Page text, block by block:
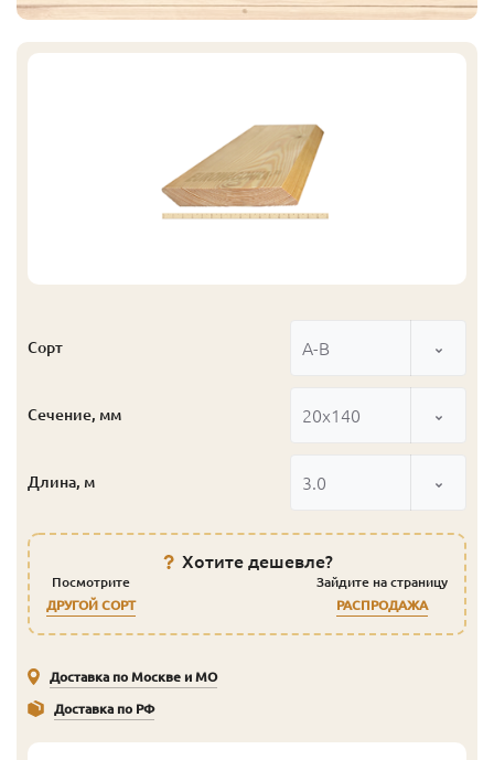
Сорт А-В
Сечение, мм 20x140
Длина, м 3.0
Хотите дешевле?
Посмотрите
ДРУГОЙ СОРТ
Зайдите на страницу
РАСПРОДАЖА
Доставка по Москве и МО
Доставка по РФ